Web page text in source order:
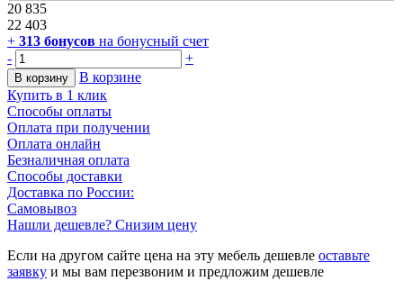
20 835
22 403
+ 313 бонусов на бонусный счет
-
+
В корзину
В корзине
Купить в 1 клик
Способы оплаты
Оплата при получении
Оплата онлайн
Безналичная оплата
Способы доставки
Доставка по России:
Самовывоз
Нашли дешевле? Снизим цену
Если на другом сайте цена на эту мебель дешевле оставьте
заявку и мы вам перезвоним и предложим дешевле